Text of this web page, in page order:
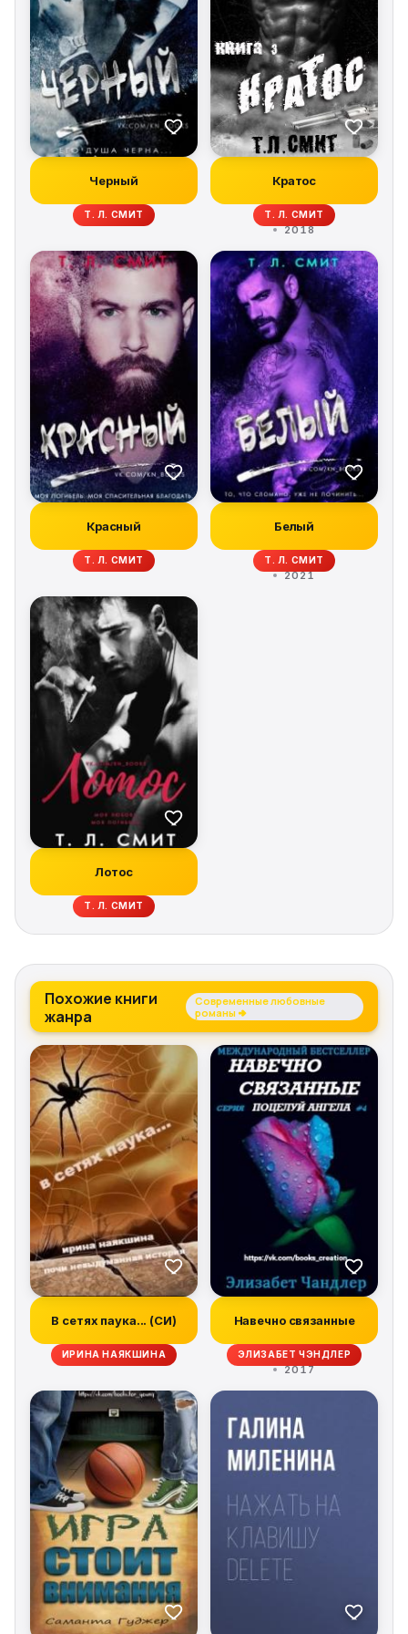
Черный
Т. Л. СМИТ
Кратос
Т. Л. СМИТ
2018
Красный
Т. Л. СМИТ
Белый
Т. Л. СМИТ
2021
Лотос
Т. Л. СМИТ
Похожие книги
жанра
Современные любовные
романы →
В сетях паука... (СИ)
ИРИНА НАЯКШИНА
Навечно связанные
ЭЛИЗАБЕТ ЧЭНДЛЕР
2017